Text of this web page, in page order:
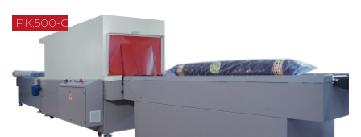
PK.500-C